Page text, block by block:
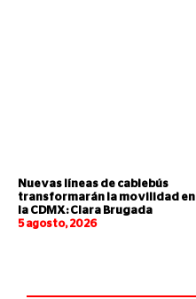
Nuevas líneas de cablebús
transformarán la movilidad en
la CDMX: Clara Brugada
5 agosto, 2026